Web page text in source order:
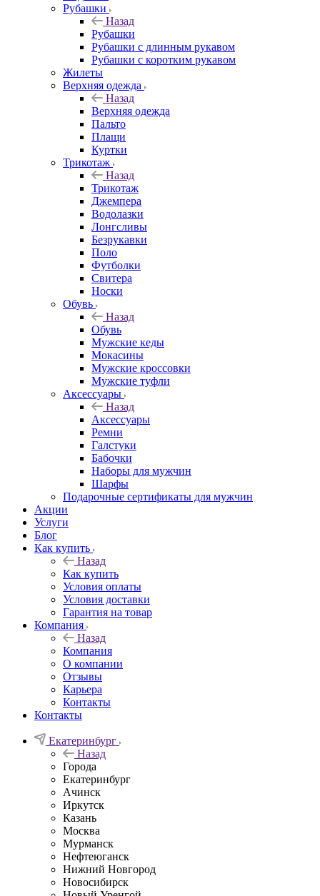
Рубашки
Назад
Рубашки
Рубашки с длинным рукавом
Рубашки с коротким рукавом
Жилеты
Верхняя одежда
Назад
Верхняя одежда
Пальто
Плащи
Куртки
Трикотаж
Назад
Трикотаж
Джемпера
Водолазки
Лонгсливы
Безрукавки
Поло
Футболки
Свитера
Носки
Обувь
Назад
Обувь
Мужские кеды
Мокасины
Мужские кроссовки
Мужские туфли
Аксессуары
Назад
Аксессуары
Ремни
Галстуки
Бабочки
Наборы для мужчин
Шарфы
Подарочные сертификаты для мужчин
Акции
Услуги
Блог
Как купить
Назад
Как купить
Условия оплаты
Условия доставки
Гарантия на товар
Компания
Назад
Компания
О компании
Отзывы
Карьера
Контакты
Контакты
Екатеринбург
Назад
Города
Екатеринбург
Ачинск
Иркутск
Казань
Москва
Мурманск
Нефтеюганск
Нижний Новгород
Новосибирск